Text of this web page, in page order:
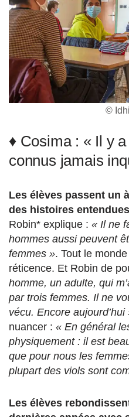
©
♦ Cosima : « Il y
connus jamais
Les élèves passent un
des histoires
Robin* explique : « Il ne
hommes aussi peuvent
femmes ». Tout le
réticence. Et Robin de
homme, un adulte, qui
par trois femmes. Il ne
vécu. Encore aujourd’hui
nuancer : « En général
physiquement : il est
que pour nous les
plupart des viols sont
Les élèves